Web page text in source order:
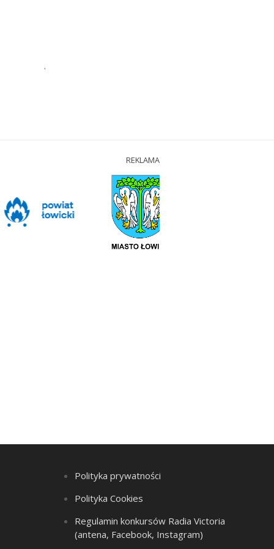
.
REKLAMA
Polityka prywatności
Polityka Cookies
Regulamin konkursów Radia Victoria
(antena, Facebook, Instagram)